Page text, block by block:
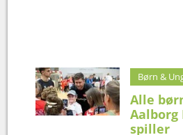
Børn &
Alle
Aalborg
spiller